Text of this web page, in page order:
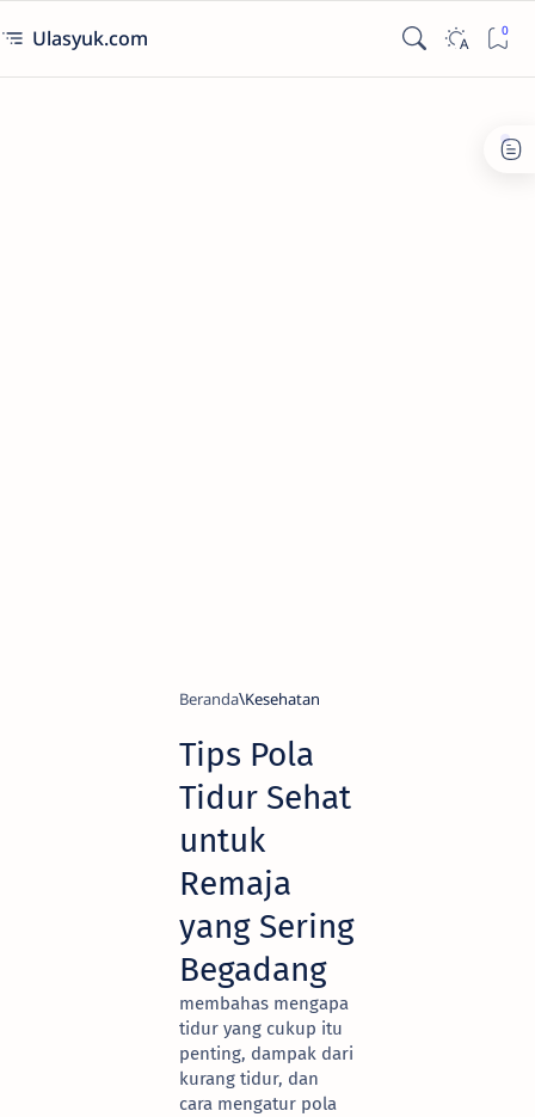
Ulasyuk.com
Beranda Kesehatan
Tips Pola
Tidur Sehat
untuk
Remaja
yang Sering
Begadang
membahas mengapa
tidur yang cukup itu
penting, dampak dari
kurang tidur, dan
cara mengatur pola